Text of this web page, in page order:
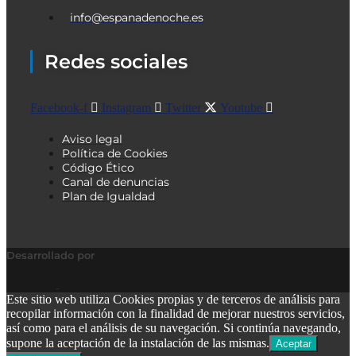
info@espanadenoche.es
Redes sociales
Facebook-f Instagram Twitter Youtube
Aviso legal
Política de Cookies
Código Ético
Canal de denuncias
Plan de Igualdad
Desarrollado por
Este sitio web utiliza Cookies propias y de terceros de análisis para
recopilar información con la finalidad de mejorar nuestros servicios,
así como para el análisis de su navegación. Si continúa navegando,
supone la aceptación de la instalación de las mismas. Aceptar